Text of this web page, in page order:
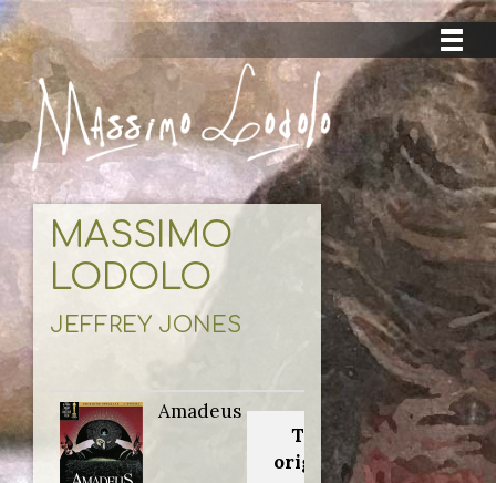
MASSIMO
LODOLO
JEFFREY JONES
Amadeus
Titolo
originale: